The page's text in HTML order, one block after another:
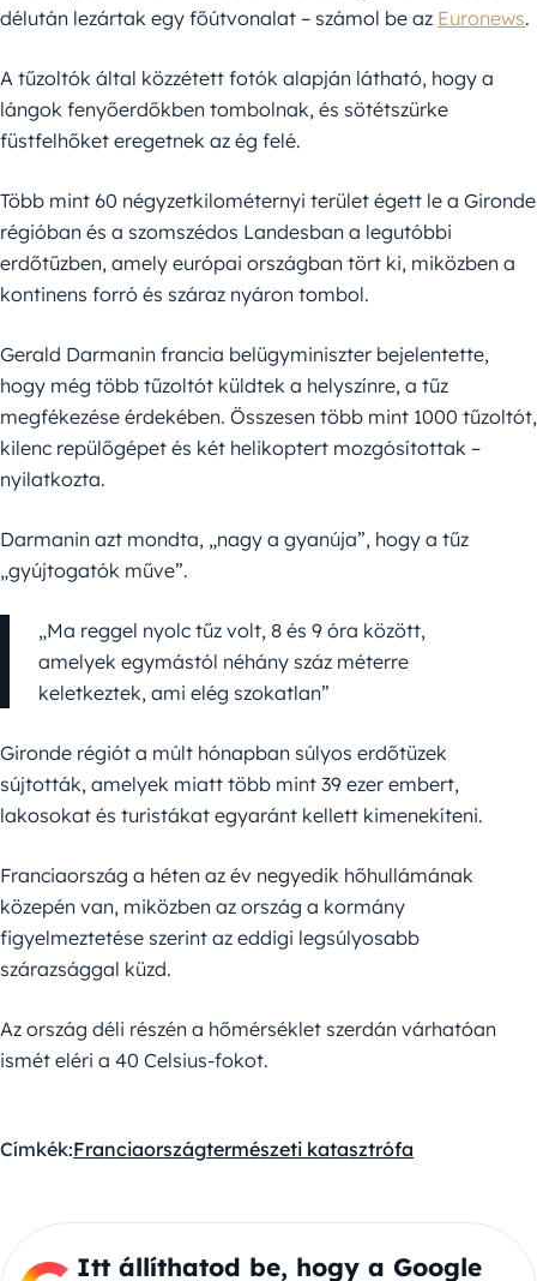
délután lezártak egy főútvonalat – számol be az Euronews.
A tűzoltók által közzétett fotók alapján látható, hogy a
lángok fenyőerdőkben tombolnak, és sötétszürke
füstfelhőket eregetnek az ég felé.
Több mint 60 négyzetkilométernyi terület égett le a Gironde
régióban és a szomszédos Landesban a legutóbbi
erdőtűzben, amely európai országban tört ki, miközben a
kontinens forró és száraz nyáron tombol.
Gerald Darmanin francia belügyminiszter bejelentette,
hogy még több tűzoltót küldtek a helyszínre, a tűz
megfékezése érdekében. Összesen több mint 1000 tűzoltót,
kilenc repülőgépet és két helikoptert mozgósítottak –
nyilatkozta.
Darmanin azt mondta, „nagy a gyanúja”, hogy a tűz
„gyújtogatók műve”.
„Ma reggel nyolc tűz volt, 8 és 9 óra között,
amelyek egymástól néhány száz méterre
keletkeztek, ami elég szokatlan”
Gironde régiót a múlt hónapban súlyos erdőtüzek
sújtották, amelyek miatt több mint 39 ezer embert,
lakosokat és turistákat egyaránt kellett kimenekíteni.
Franciaország a héten az év negyedik hőhullámának
közepén van, miközben az ország a kormány
figyelmeztetése szerint az eddigi legsúlyosabb
szárazsággal küzd.
Az ország déli részén a hőmérséklet szerdán várhatóan
ismét eléri a 40 Celsius-fokot.
Címkék:Franciaországtermészeti katasztrófa
Itt állíthatod be, hogy a Google